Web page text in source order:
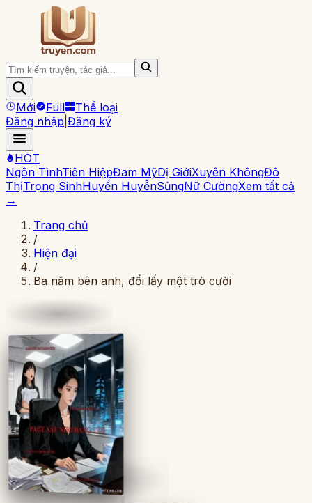
Mới Full
Thể loại
Đăng nhập Đăng ký
HOT
Ngôn TìnhTiên HiệpĐam MỹDị GiớiXuyên KhôngĐô
ThịTrọng SinhHuyền HuyễnSủngNữ CườngXem tất cả
→
Trang chủ
/
Hiện đại
/
Ba năm bên anh, đổi lấy một trò cười